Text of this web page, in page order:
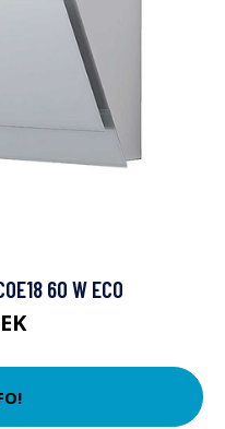
60 W ECO